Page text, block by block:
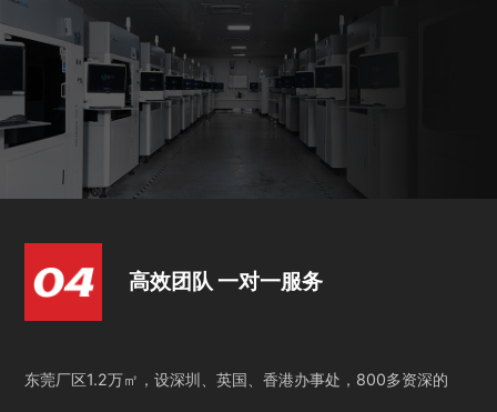
高效团队 一对一服务
东莞厂区1.2万㎡，设深圳、英国、香港办事处，800多资深的